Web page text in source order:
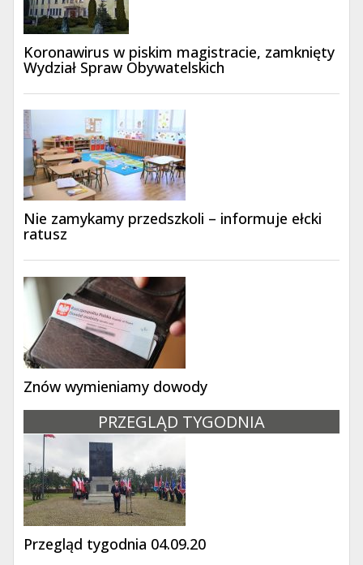
Koronawirus w piskim magistracie, zamknięty
Wydział Spraw Obywatelskich
Nie zamykamy przedszkoli – informuje ełcki
ratusz
Znów wymieniamy dowody
PRZEGLĄD TYGODNIA
Przegląd tygodnia 04.09.20